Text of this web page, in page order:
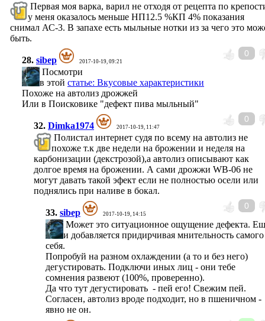
Первая моя варка, варил не отходя от рецепта по
у меня оказалось меньше НП12.5 %КП 4% показания
снимал АС-3. В запахе есть мыльные нотки из за чего это
быть.
0
28. sibep 2017-10-19, 09:21
Посмотри
в этой статье: Вкусовые характеристики
Похоже на автолиз дрожжей
Или в Поисковике "дефект пива мыльный"
0
32. Dimka1974 2017-10-19, 11:47
Полистал интернет судя по всему на автолиз не
похоже т.к две недели на брожении и неделя на
карбонизации (декстрозой),а автолиз описывают как
долгое время на брожении. А сами дрожжи WB-06 не
могут давать такой эфект если не полностью осели или
поднялись при наливе в бокал.
0
33. sibep 2017-10-19, 14:15
Может это ситуационное ощущение дефекта.
и добавляется придирчивая мнительность самого
себя.
Попробуй на разном охлаждении (а то и без него)
дегустировать. Подключи иных лиц - они тебе
сомнения развеют (100%, проверенно).
Да что тут дегустировать - пей его! Свежим пей.
Согласен, автолиз вроде подходит, но в пшеничном -
явно не он.